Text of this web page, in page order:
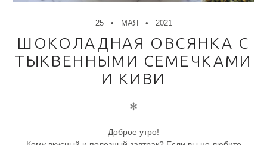
25 МАЯ 2021
ШОКОЛАДНАЯ ОВСЯНКА С
ТЫКВЕННЫМИ СЕМЕЧКАМИ
И КИВИ
✻
Доброе утро!